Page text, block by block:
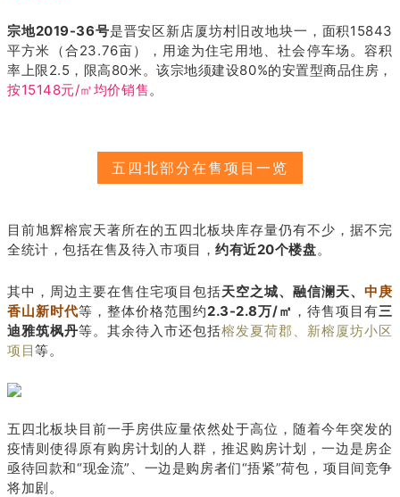
宗地2019-36号是晋安区新店厦坊村旧改地块一，面积15843
平方米（合23.76亩），用途为住宅用地、社会停车场。容积
率上限2.5，限高80米。该宗地须建设80%的安置型商品住房，
按15148元/㎡均价销售。
五四北部分在售项目一览
目前旭辉榕宸天著所在的五四北板块库存量仍有不少，据不完
全统计，包括在售及待入市项目，约有近20个楼盘。
其中，周边主要在售住宅项目包括天空之城、融信澜天、中庚
香山新时代等，整体价格范围约2.3-2.8万/㎡ ，待售项目有三
迪雅筑枫丹等。其余待入市还包括榕发夏荷郡、新榕厦坊小区
项目等。
五四北板块目前一手房供应量依然处于高位，随着今年突发的
疫情则使得原有购房计划的人群，推迟购房计划，一边是房企
亟待回款和“现金流”、一边是购房者们“捂紧”荷包，项目间竞争
将加剧。